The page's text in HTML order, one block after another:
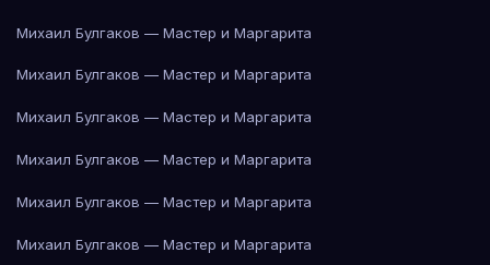
Михаил Булгаков — Мастер и Маргарита
Михаил Булгаков — Мастер и Маргарита
Михаил Булгаков — Мастер и Маргарита
Михаил Булгаков — Мастер и Маргарита
Михаил Булгаков — Мастер и Маргарита
Михаил Булгаков — Мастер и Маргарита